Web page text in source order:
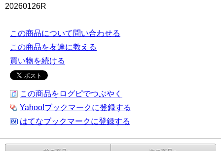
20260126R
この商品について問い合わせる
この商品を友達に教える
買い物を続ける
この商品をログピでつぶやく
Yahoo!ブックマークに登録する
はてなブックマークに登録する